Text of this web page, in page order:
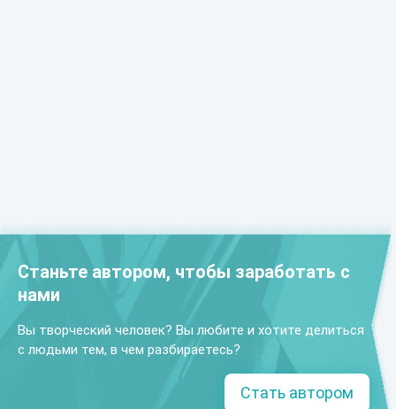
Станьте автором, чтобы заработать с
нами
Вы творческий человек? Вы любите и хотите делиться
с людьми тем, в чем разбираетесь?
Стать автором